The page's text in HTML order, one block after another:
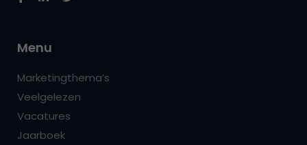
Menu
Marketingthema’s
Veelgelezen
Vacatures
Jaarboek